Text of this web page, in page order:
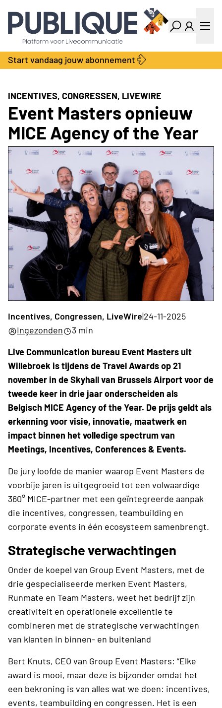
Industry Dashboard
Vacatures
Kalender
Producten
Bedrijvengids
Locatie Finder
Contact
Over ons
Adverteren
Abonnementen
Start vandaag jouw abonnement
INCENTIVES, CONGRESSEN, LIVEWIRE
Event Masters opnieuw
MICE Agency of the Year
Incentives, Congressen, LiveWire|24-11-2025
Ingezonden
3 min
Live Communication bureau Event Masters uit
Willebroek is tijdens de Travel Awards op 21
november in de Skyhall van Brussels Airport voor de
tweede keer in drie jaar onderscheiden als
Belgisch MICE Agency of the Year. De prijs geldt als
erkenning voor visie, innovatie, maatwerk en
impact binnen het volledige spectrum van
Meetings, Incentives, Conferences & Events.
De jury loofde de manier waarop Event Masters de
voorbije jaren is uitgegroeid tot een volwaardige
360° MICE-partner met een geïntegreerde aanpak
die incentives, congressen, teambuilding en
corporate events in één ecosysteem samenbrengt.
Strategische verwachtingen
Onder de koepel van Group Event Masters, met de
drie gespecialiseerde merken Event Masters,
Runmate en Team Masters, weet het bedrijf zijn
creativiteit en operationele excellentie te
combineren met de strategische verwachtingen
van klanten in binnen- en buitenland
Bert Knuts, CEO van Group Event Masters: “Elke
award is mooi, maar deze is bijzonder omdat het
een bekroning is van alles wat we doen: incentives,
events, teambuilding en congressen. Het is een